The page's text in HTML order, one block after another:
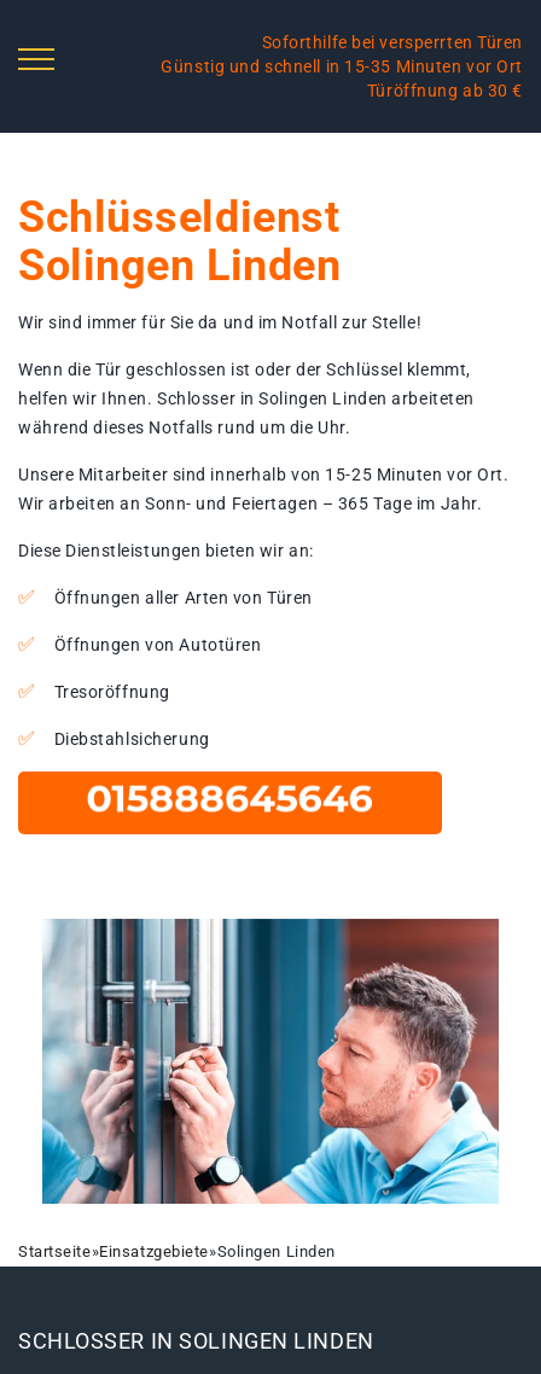
Soforthilfe bei versperrten Türen
Günstig und schnell in 15-35 Minuten vor Ort
Türöffnung ab 30 €
Schlüsseldienst
Solingen Linden
Wir sind immer für Sie da und im Notfall zur Stelle!
Wenn die Tür geschlossen ist oder der Schlüssel klemmt,
helfen wir Ihnen. Schlosser in Solingen Linden arbeiteten
während dieses Notfalls rund um die Uhr.
Unsere Mitarbeiter sind innerhalb von 15-25 Minuten vor Ort.
Wir arbeiten an Sonn- und Feiertagen – 365 Tage im Jahr.
Diese Dienstleistungen bieten wir an:
Öffnungen aller Arten von Türen
Öffnungen von Autotüren
Tresoröffnung
Diebstahlsicherung
Startseite»Einsatzgebiete»Solingen Linden
SCHLOSSER IN SOLINGEN LINDEN